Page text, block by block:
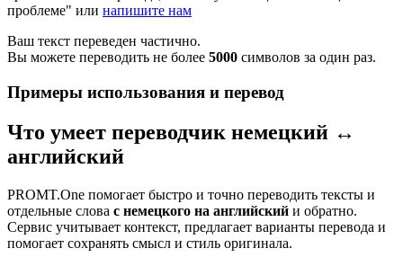
проблеме" или напишите нам
Ваш текст переведен частично.
Вы можете переводить не более 5000 символов за один раз.
Примеры использования и перевод
Что умеет переводчик немецкий ↔
английский
PROMT.One помогает быстро и точно переводить тексты и
отдельные слова с немецкого на английский и обратно.
Сервис учитывает контекст, предлагает варианты перевода и
помогает сохранять смысл и стиль оригинала.